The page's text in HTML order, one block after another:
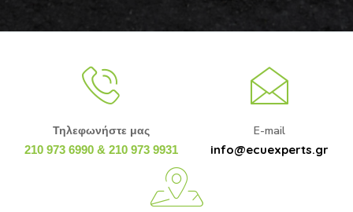
Τηλεφωνήστε μας
210 973 6990 & 210 973 9931
E-mail
info@ecuexperts.gr